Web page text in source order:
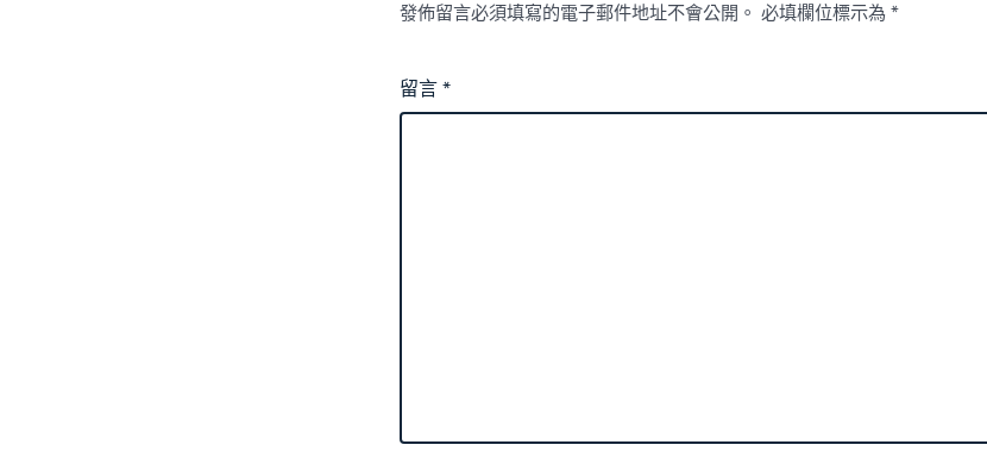
發佈留言必須填寫的電子郵件地址不會公開。 必填欄位標示為 *
留言*